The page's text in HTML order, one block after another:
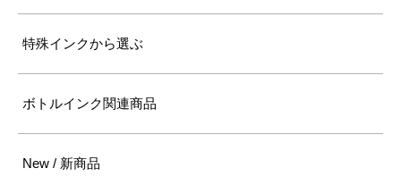
特殊インクから選ぶ
ボトルインク関連商品
New / 新商品